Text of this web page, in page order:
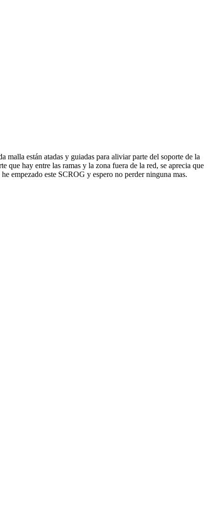
malla están atadas y guiadas para aliviar parte del soporte de la
que hay entre las ramas y la zona fuera de la red, se aprecia que
empezado este SCROG y espero no perder ninguna mas.